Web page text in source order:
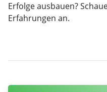
Erfolge ausbauen?
Erfahrungen an.